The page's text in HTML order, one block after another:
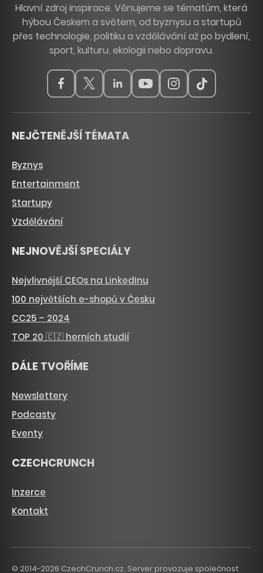
Hlavní zdroj inspirace. Věnujeme se tématům, která
hýbou Českem a světem, od byznysu a startupů
přes technologie, politiku a vzdělávání až po bydlení,
sport, kulturu, ekologii nebo dopravu.
NEJČTENĚJŠÍ TÉMATA
Byznys
Entertainment
Startupy
Vzdělávání
NEJNOVĚJŠÍ SPECIÁLY
Nejvlivnější CEOs na LinkedInu
100 největších e-shopů v Česku
CC25 – 2024
TOP 20 🇨🇿 herních studií
DÁLE TVOŘÍME
Newslettery
Podcasty
Eventy
CZECHCRUNCH
Inzerce
Kontakt
© 2014-2026 CzechCrunch.cz. Server provozuje společnost